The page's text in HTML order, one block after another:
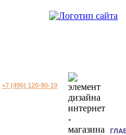
+7 (495) 120-80-10